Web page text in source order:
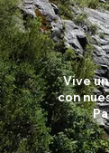
Vive
con